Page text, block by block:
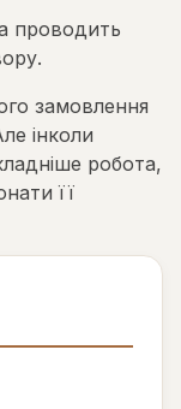
проводить
замовлення
інколи
робота,
її